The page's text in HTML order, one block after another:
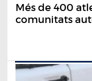
Més de 400
comunitats